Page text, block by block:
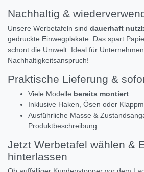
Nachhaltig &
Unsere Werbetafeln sind dauerhaft
gedruckte Einwegplakate. Das spart
schont die Umwelt. Ideal für
Nachhaltigkeitsanspruch!
Praktische Lieferung &
Viele Modelle bereits montiert
Inklusive Haken, Ösen oder
Ausführliche Masse &
Produktbeschreibung
Jetzt Werbetafel wählen &
hinterlassen